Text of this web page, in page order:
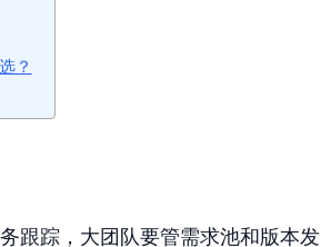
？
跟踪，大团队要管需求池和版本发